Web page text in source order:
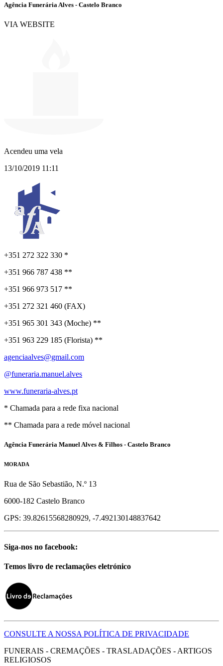
Agência Funerária Alves - Castelo Branco
VIA WEBSITE
Acendeu uma vela
13/10/2019 11:11
+351 272 322 330 *
+351 966 787 438 **
+351 966 973 517 **
+351 272 321 460 (FAX)
+351 965 301 343 (Moche) **
+351 963 229 185 (Florista) **
agenciaalves@gmail.com
@funeraria.manuel.alves
www.funeraria-alves.pt
* Chamada para a rede fixa nacional
** Chamada para a rede móvel nacional
Agência Funerária Manuel Alves & Filhos - Castelo Branco
MORADA
Rua de São Sebastião, N.º 13
6000-182 Castelo Branco
GPS: 39.82615568280929, -7.492130148837642
Siga-nos no facebook:
Temos livro de reclamações eletrónico
CONSULTE A NOSSA POLÍTICA DE PRIVACIDADE
FUNERAIS - CREMAÇÕES - TRASLADAÇÕES - ARTIGOS
RELIGIOSOS